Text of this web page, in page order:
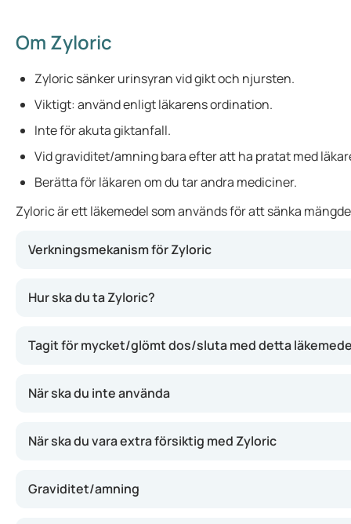
Om Zyloric
Zyloric sänker urinsyran vid gikt och njursten.
Viktigt: använd enligt läkarens ordination.
Inte för akuta giktanfall.
Vid graviditet/amning bara efter att ha pratat med
Berätta för läkaren om du tar andra mediciner.
Zyloric är ett läkemedel som används för att sänka
Verkningsmekanism för Zyloric
Hur ska du ta Zyloric?
Tagit för mycket/glömt dos/sluta med detta
När ska du inte använda
När ska du vara extra försiktig med Zyloric
Graviditet/amning